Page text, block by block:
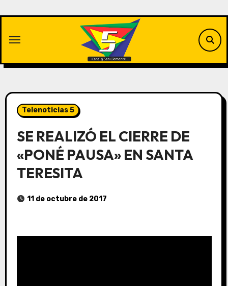
contenido
Telenoticias 5
SE REALIZÓ EL CIERRE DE
«PONÉ PAUSA» EN SANTA
TERESITA
11 de octubre de 2017